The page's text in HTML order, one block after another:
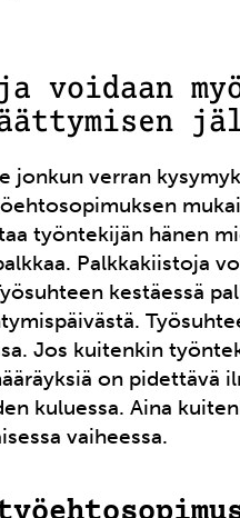
voidaan
verran
työntekijän hänen
Palkkakiistoja
kestäessä
Jos kuitenkin
on pidettävä
kuluessa. Aina
vaiheessa.